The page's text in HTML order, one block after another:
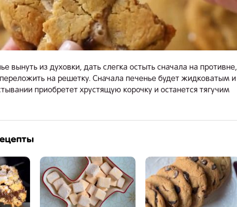
вынуть из духовки, дать слегка остыть сначала на противне,
на решетку. Сначала печенье будет жидковатым и
приобретет хрустящую корочку и останется тягучим